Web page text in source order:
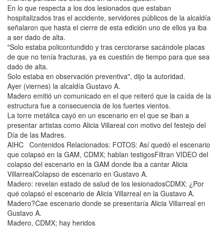
En lo que respecta a los dos lesionados que estaban
hospitalizados tras el accidente, servidores públicos de la alcaldía
señalaron que hasta el cierre de esta edición uno de ellos ya iba
a ser dado de alta.
"Solo estaba policontundido y tras cerciorarse sacándole placas
de que no tenía fracturas, ya es cuestión de tiempo para que sea
dado de alta.
Solo estaba en observación preventiva", dijo la autoridad.
Ayer (viernes) la alcaldía Gustavo A.
Madero emitió un comunicado en el que reiteró que la caída de la
estructura fue a consecuencia de los fuertes vientos.
La torre metálica cayó en un escenario en el que se iban a
presentar artistas como Alicia Villareal con motivo del festejo del
Día de las Madres.
AIHC Contenidos Relacionados: FOTOS: Así quedó el escenario
que colapsó en la GAM, CDMX; hablan testigosFiltran VIDEO del
colapso del escenario en la GAM donde iba a cantar Alicia
VillarrealColapso de escenario en Gustavo A.
Madero: revelan estado de salud de los lesionadosCDMX: ¿Por
qué colapsó el escenario de Alicia Villarreal en la Gustavo A.
Madero?Cae escenario donde se presentaría Alicia Villarreal en
Gustavo A.
Madero, CDMX; hay heridos